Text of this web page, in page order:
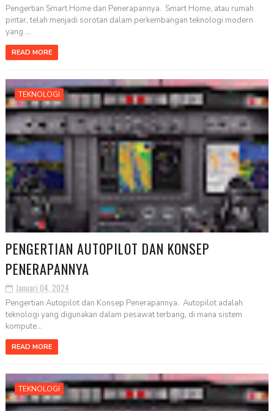
Pengertian Smart Home dan Penerapannya. Smart Home, atau rumah
pintar, telah menjadi sorotan dalam perkembangan teknologi modern
yang ...
READ MORE
TEKNOLOGI
PENGERTIAN AUTOPILOT DAN KONSEP
PENERAPANNYA
Januari 04, 2024
Pengertian Autopilot dan Konsep Penerapannya. Autopilot adalah
teknologi yang digunakan dalam pesawat terbang, di mana sistem
kompute...
READ MORE
TEKNOLOGI